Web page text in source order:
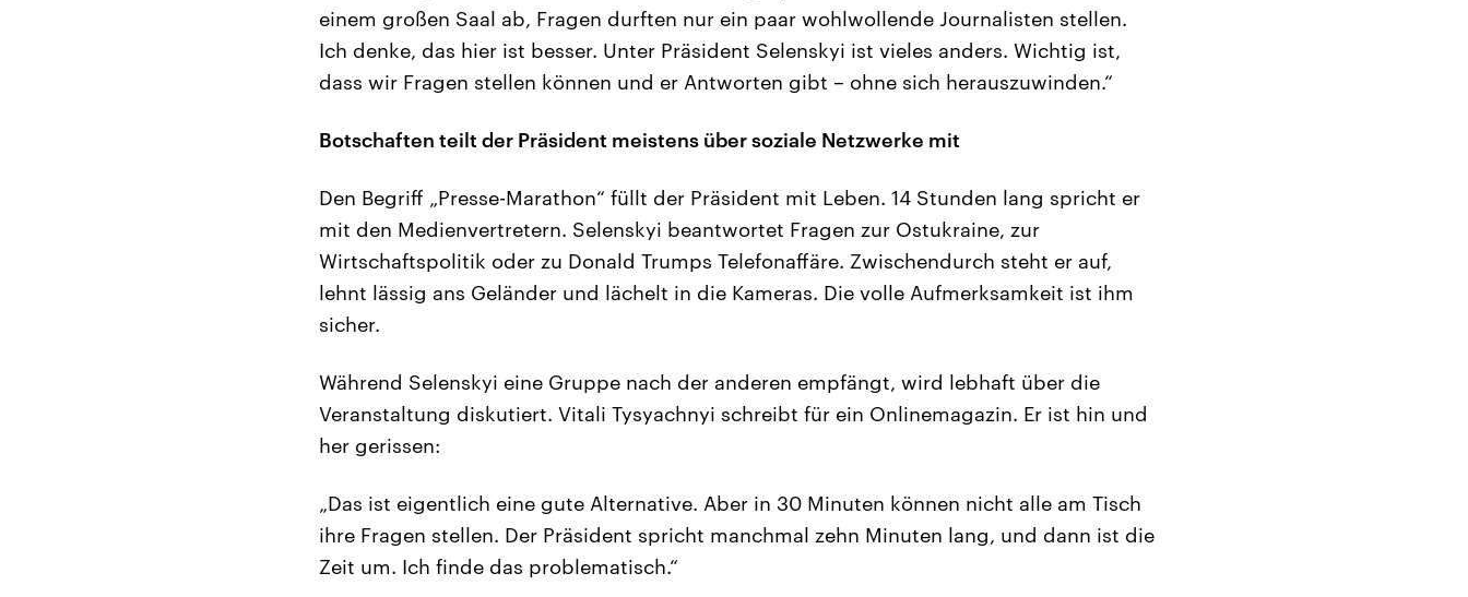
einem großen Saal ab, Fragen durften nur ein paar wohlwollende Journalisten stellen.
Ich denke, das hier ist besser. Unter Präsident Selenskyi ist vieles anders. Wichtig ist,
dass wir Fragen stellen können und er Antworten gibt – ohne sich herauszuwinden.“
Botschaften teilt der Präsident meistens über soziale Netzwerke mit
Den Begriff „Presse-Marathon“ füllt der Präsident mit Leben. 14 Stunden lang spricht er
mit den Medienvertretern. Selenskyi beantwortet Fragen zur Ostukraine, zur
Wirtschaftspolitik oder zu Donald Trumps Telefonaffäre. Zwischendurch steht er auf,
lehnt lässig ans Geländer und lächelt in die Kameras. Die volle Aufmerksamkeit ist ihm
sicher.
Während Selenskyi eine Gruppe nach der anderen empfängt, wird lebhaft über die
Veranstaltung diskutiert. Vitali Tysyachnyi schreibt für ein Onlinemagazin. Er ist hin und
her gerissen:
„Das ist eigentlich eine gute Alternative. Aber in 30 Minuten können nicht alle am Tisch
ihre Fragen stellen. Der Präsident spricht manchmal zehn Minuten lang, und dann ist die
Zeit um. Ich finde das problematisch.“